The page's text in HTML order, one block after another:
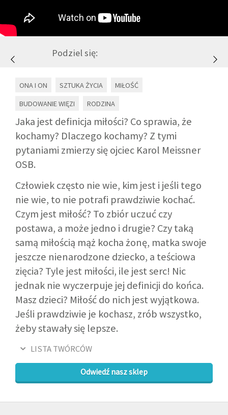
WESPRZYJ NAS
PARTNERZY
NEWSLETTER
DLA MEDIÓW
KONTAKT
Podziel się:
ONA I ON SZTUKA ŻYCIA
MIŁOŚĆ
BUDOWANIE WIĘZI
RODZINA
Jaka jest definicja miłości? Co sprawia, że
kochamy? Dlaczego kochamy? Z tymi
pytaniami zmierzy się ojciec Karol Meissner
OSB.
Człowiek często nie wie, kim jest i jeśli tego
nie wie, to nie potrafi prawdziwie kochać.
Czym jest miłość? To zbiór uczuć czy
postawa, a może jedno i drugie? Czy taką
samą miłością mąż kocha żonę, matka swoje
jeszcze nienarodzone dziecko, a teściowa
zięcia? Tyle jest miłości, ile jest serc! Nic
jednak nie wyczerpuje jej definicji do końca.
Masz dzieci? Miłość do nich jest wyjątkowa.
Jeśli prawdziwie je kochasz, zrób wszystko,
żeby stawały się lepsze.
LISTA TWÓRCÓW
Odwiedź nasz sklep